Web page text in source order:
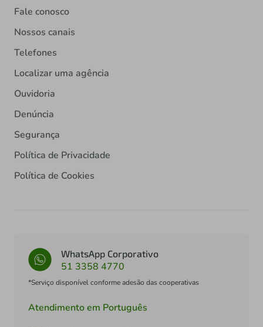
Fale conosco
Nossos canais
Telefones
Localizar uma agência
Ouvidoria
Denúncia
Segurança
Política de Privacidade
Política de Cookies
WhatsApp Corporativo
51 3358 4770
*Serviço disponível conforme adesão das cooperativas
Atendimento em Português